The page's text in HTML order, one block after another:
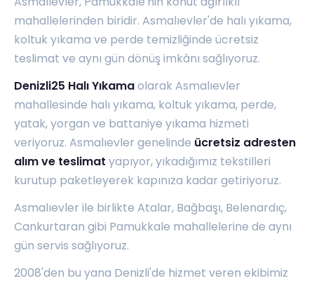
mahallelerinden biridir. Asmalıevler'de halı yıkama,
koltuk yıkama ve perde temizliğinde ücretsiz
teslimat ve aynı gün dönüş imkânı sağlıyoruz.
Denizli25 Halı Yıkamaolarak Asmalıevler
mahallesinde halı yıkama, koltuk yıkama, perde,
yatak, yorgan ve battaniye yıkama hizmeti
veriyoruz. Asmalıevler genelinde ücretsiz adresten
alım ve teslimat yapıyor, yıkadığımız tekstilleri
kurutup paketleyerek kapınıza kadar getiriyoruz.
Asmalıevler ile birlikte Atalar, Bağbaşı, Belenardıç,
Cankurtaran gibi Pamukkale mahallelerine de aynı
gün servis sağlıyoruz.
2008'den bu yana Denizli'de hizmet veren ekibimiz